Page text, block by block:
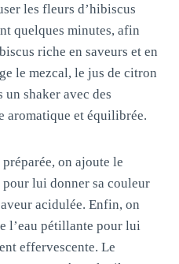
les fleurs d’hibiscus
quelques minutes, afin
riche en saveurs et en
le mezcal, le jus de citron
un shaker avec des
aromatique et équilibrée.
on ajoute le
lui donner sa couleur
acidulée. Enfin, on
l’eau pétillante pour lui
effervescente. Le